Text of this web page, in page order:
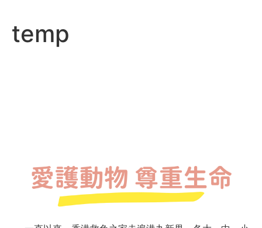
temp